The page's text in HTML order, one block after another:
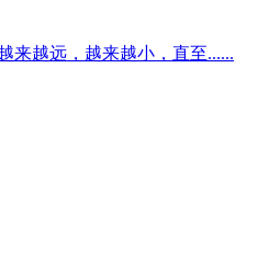
来越远，越来越小，直至......